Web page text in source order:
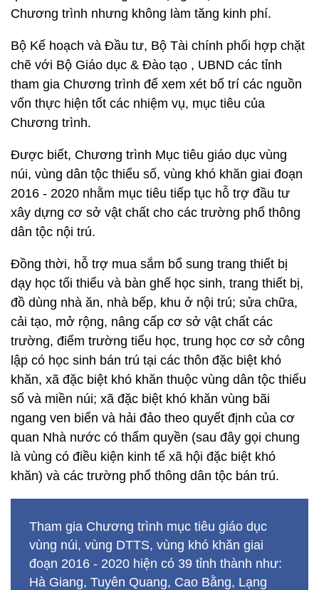
Chương trình nhưng không làm tăng kinh phí.
Bộ Kế hoạch và Đầu tư, Bộ Tài chính phối hợp chặt
chẽ với Bộ Giáo dục & Đào tạo , UBND các tỉnh
tham gia Chương trình để xem xét bố trí các nguồn
vốn thực hiện tốt các nhiệm vụ, mục tiêu của
Chương trình.
Được biết, Chương trình Mục tiêu giáo dục vùng
núi, vùng dân tộc thiểu số, vùng khó khăn giai đoạn
2016 - 2020 nhằm mục tiêu tiếp tục hỗ trợ đầu tư
xây dựng cơ sở vật chất cho các trường phổ thông
dân tộc nội trú.
Đồng thời, hỗ trợ mua sắm bổ sung trang thiết bị
dạy học tối thiểu và bàn ghế học sinh, trang thiết bị,
đồ dùng nhà ăn, nhà bếp, khu ở nội trú; sửa chữa,
cải tạo, mở rộng, nâng cấp cơ sở vật chất các
trường, điểm trường tiểu học, trung học cơ sở công
lập có học sinh bán trú tại các thôn đặc biệt khó
khăn, xã đặc biệt khó khăn thuộc vùng dân tộc thiểu
số và miền núi; xã đặc biệt khó khăn vùng bãi
ngang ven biển và hải đảo theo quyết định của cơ
quan Nhà nước có thẩm quyền (sau đây gọi chung
là vùng có điều kiện kinh tế xã hội đặc biệt khó
khăn) và các trường phổ thông dân tộc bán trú.
Tham gia Chương trình mục tiêu giáo dục
vùng núi, vùng DTTS, vùng khó khăn giai
đoạn 2016 - 2020 hiện có 39 tỉnh thành như:
Hà Giang, Tuyên Quang, Cao Bằng, Lạng